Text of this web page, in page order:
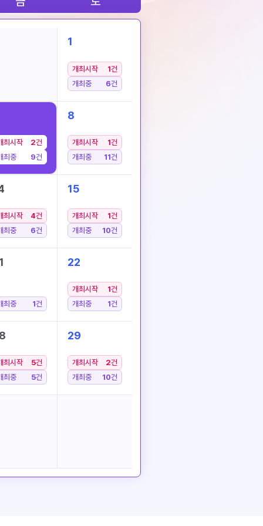
1
개최시작 1건
개최중
6건
최시작 2건
최중
9건
8
개최시작 1건
개최중
11건
최시작 4건
최중
6건
15
개최시작 1건
개최중
10건
최중 1건
22
개최시작 1건
개최중
1건
최시작 5건
최중
5건
29
개최시작 2건
개최중
10건